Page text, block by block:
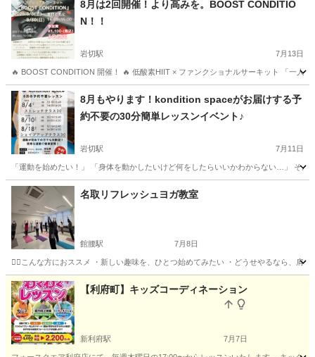
8月は2回開催！より高みを。BOOST CONDITIO
N！！
岩切駅 7月13日
🔥 BOOST CONDITION 開催！ 🔥 低酸素HIIT × ファンクショナルサーキット 「一人
宮城 仙台市 岩切駅 スポーツ
8月もやります！kondition spaceがお届けする予
約不要の30分簡単レッスンイベント♪
岩切駅 7月11日
「運動を始めたい！」 「身体を動かしたいけど何をしたらいいかわからない…」 そ
宮城 仙台市 岩切駅 レッスン
名取リフレッシュヨガ教室
館腰駅 7月8日
🧘‍♂️こんな方におススメ ・新しい趣味を、ひとつ始めてみたい ・どうせやるなら、
宮城 名取市 館腰駅 ヨガ
【利府町】キッズコーディネーション
新利府駅 7月7日